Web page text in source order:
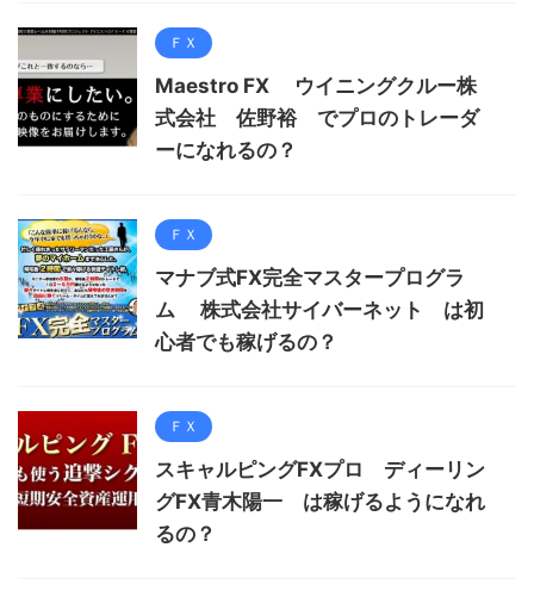
ＦＸ
Maestro FX ウイニングクルー株
式会社 佐野裕 でプロのトレーダ
ーになれるの？
ＦＸ
マナブ式FX完全マスタープログラ
ム 株式会社サイバーネット は初
心者でも稼げるの？
ＦＸ
スキャルピングFXプロ ディーリン
グFX青木陽一 は稼げるようになれ
るの？